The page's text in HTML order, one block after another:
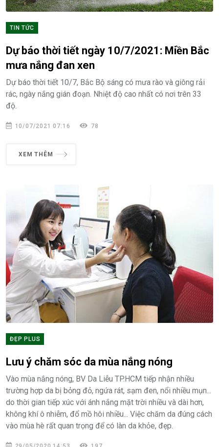
TIN TỨC
Dự báo thời tiết ngày 10/7/2021: Miền Bắc
mưa nắng đan xen
Dự báo thời tiết 10/7, Bắc Bộ sáng có mưa rào và giông rải
rác, ngày nắng gián đoạn. Nhiệt độ cao nhất có nơi trên 33
độ.
10/07/2021 07:16 78
XEM THÊM
ĐẸP PLUS
Lưu ý chăm sóc da mùa nắng nóng
Vào mùa nắng nóng, BV Da Liễu TP.HCM tiếp nhận nhiều
trường hợp da bị bỏng đỏ, ngứa rát, sạm đen, nổi nhiều mụn...
do thời gian tiếp xúc với ánh nắng mặt trời nhiều và dài hơn,
không khí ô nhiễm, đổ mồ hôi nhiều... Việc chăm da đúng cách
vào mùa hè rất quan trọng để có làn da khỏe, đẹp.